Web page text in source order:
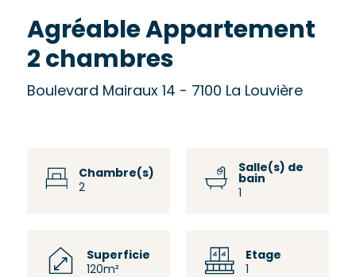
Agréable Appartement
2 chambres
Boulevard Mairaux 14 - 7100 La Louvière
Chambre(s)
2
Salle(s) de
bain
Superficie
120m²
Etage